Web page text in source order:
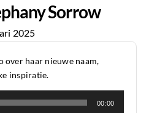
Sorrow
2025
over haar nieuwe naam,
inspiratie.
00:00